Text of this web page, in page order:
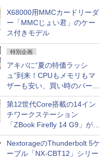
X68000用MMCカードリーダ
ー「MMCじょい君」のケー
ス付きモデル
特別企画
アキバに“夏の特価ラッシ
ュ”到来！CPUもメモリもマ
ザーも安い、買い時のパーツ
は？【8月7日(金)22時配信】
第12世代Core搭載の14イン
チワークステーション
「ZBook Firefly 14 G9」が
79,800円！秋葉原で中古PC
セール
NextorageのThunderbolt 5ケ
ーブル「NX-CBT12」シリー